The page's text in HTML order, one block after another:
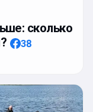
сколько
38